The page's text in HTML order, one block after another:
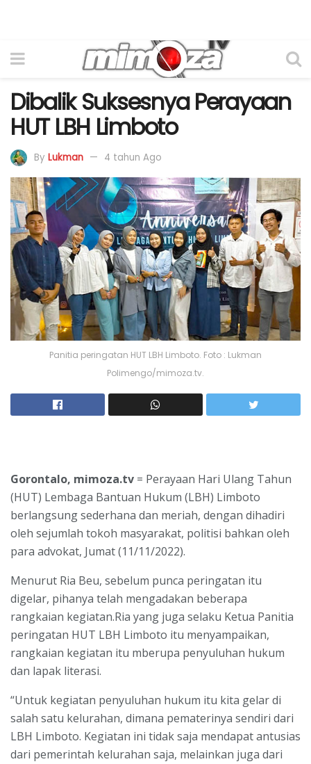
Dibalik Suksesnya Perayaan
HUT LBH Limboto
By Lukman 4 tahun Ago
Panitia peringatan HUT LBH Limboto. Foto : Lukman
Polimengo/mimoza.tv.
Gorontalo, mimoza.tv = Perayaan Hari Ulang Tahun
(HUT) Lembaga Bantuan Hukum (LBH) Limboto
berlangsung sederhana dan meriah, dengan dihadiri
oleh sejumlah tokoh masyarakat, politisi bahkan oleh
para advokat, Jumat (11/11/2022).
Menurut Ria Beu, sebelum punca peringatan itu
digelar, pihanya telah mengadakan beberapa
rangkaian kegiatan.Ria yang juga selaku Ketua Panitia
peringatan HUT LBH Limboto itu menyampaikan,
rangkaian kegiatan itu mberupa penyuluhan hukum
dan lapak literasi.
“Untuk kegiatan penyuluhan hukum itu kita gelar di
salah satu kelurahan, dimana pematerinya sendiri dari
LBH Limboto. Kegiatan ini tidak saja mendapat antusias
dari pemerintah kelurahan saja, melainkan juga dari